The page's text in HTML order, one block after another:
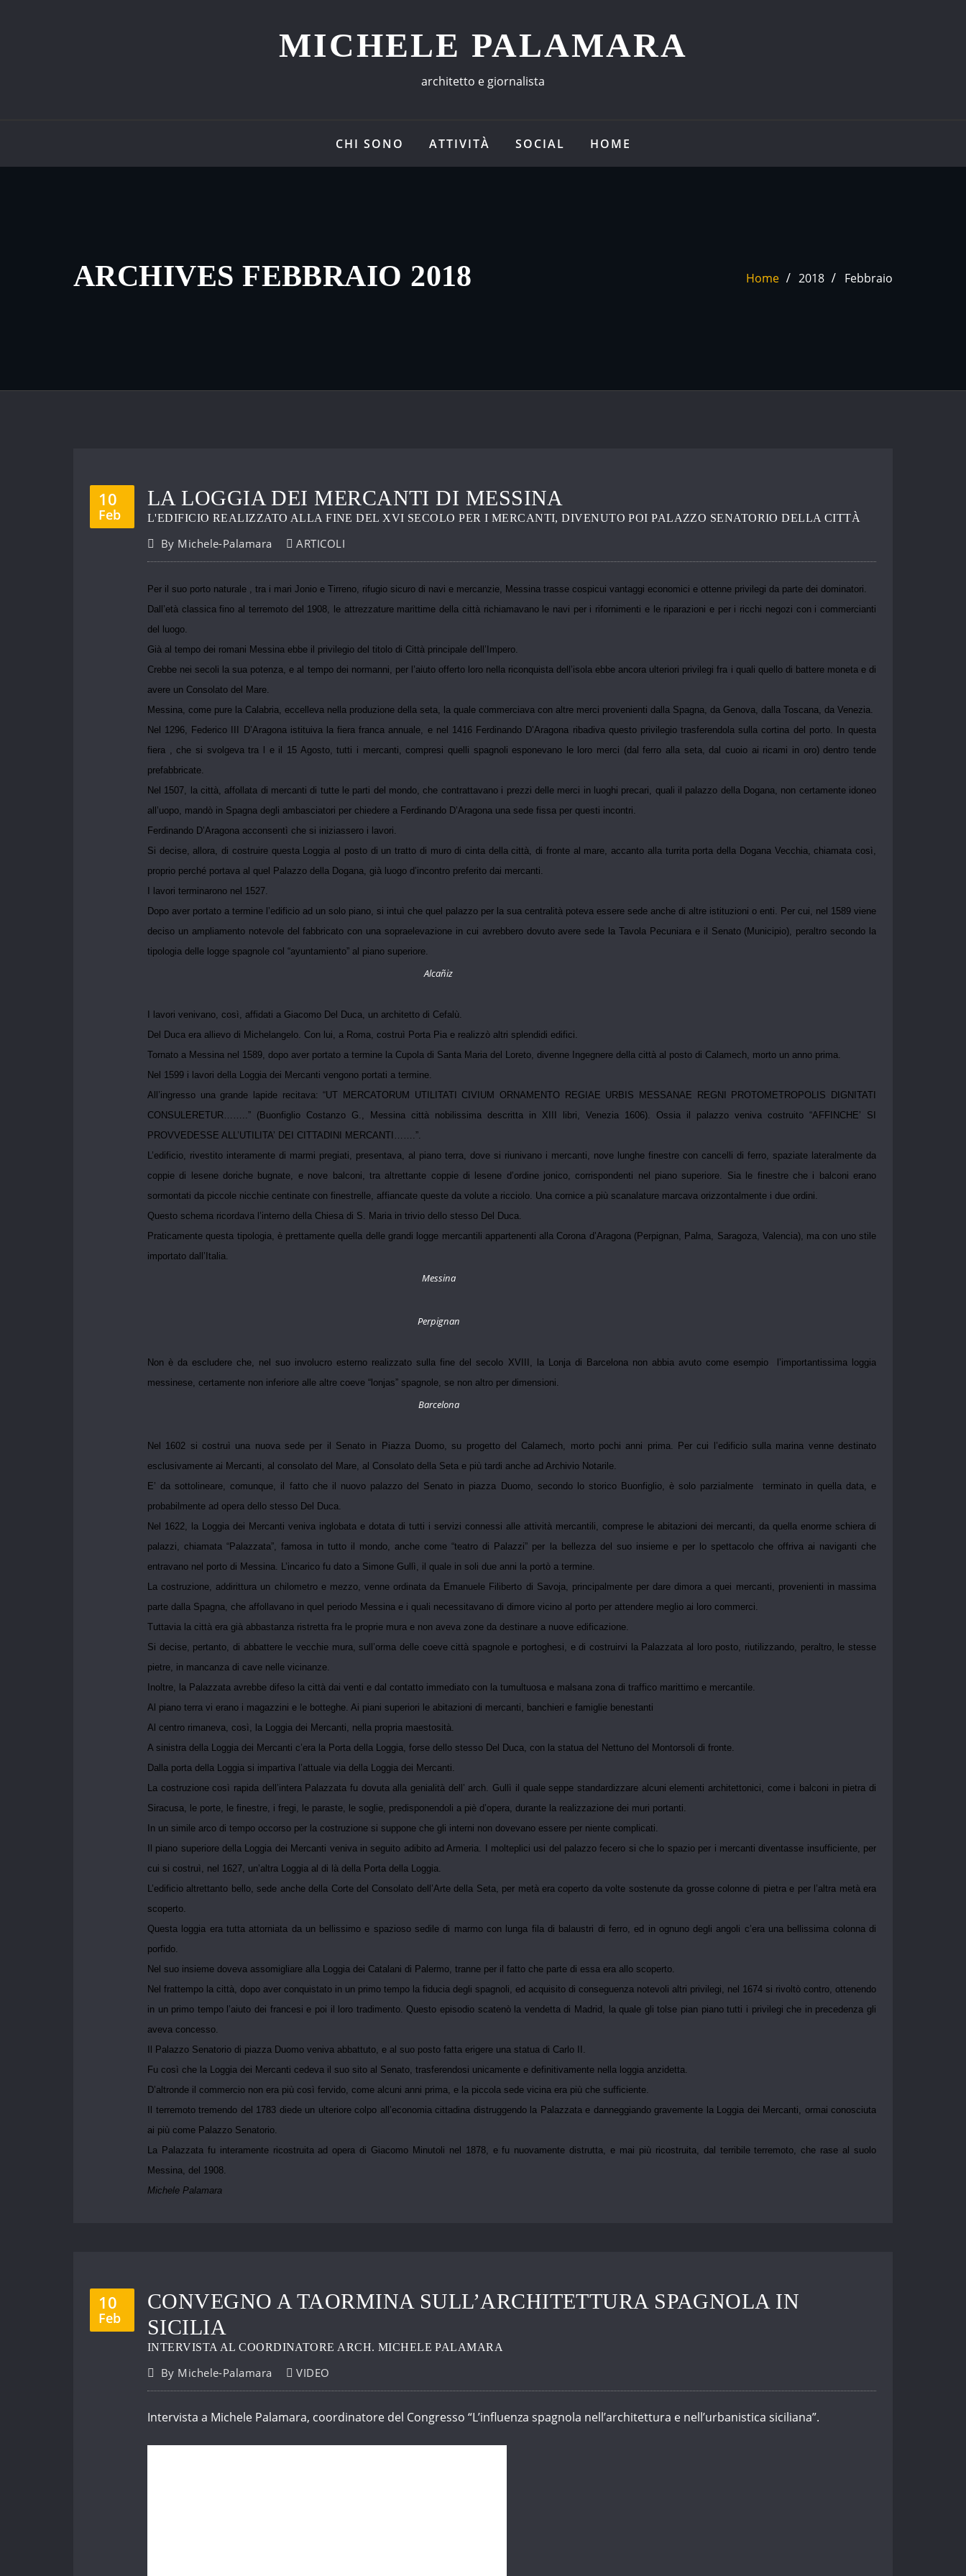
MICHELE PALAMARA
architetto e giornalista
CHI SONO ATTIVITÀ SOCIAL HOME
ARCHIVES FEBBRAIO 2018 Home 2018 Febbraio
10
Feb
LA LOGGIA DEI MERCANTI DI MESSINA
L'EDIFICIO REALIZZATO ALLA FINE DEL XVI SECOLO PER I MERCANTI, DIVENUTO POI PALAZZO SENATORIO DELLA CITTÀ
By Michele-Palamara ARTICOLI
Per il suo porto naturale , tra i mari Jonio e Tirreno, rifugio sicuro di navi e mercanzie, Messina trasse cospicui vantaggi economici e ottenne privilegi da parte dei dominatori.
Dall’età classica fino al terremoto del 1908, le attrezzature marittime della città richiamavano le navi per i rifornimenti e le riparazioni e per i ricchi negozi con i commercianti
del luogo.
Già al tempo dei romani Messina ebbe il privilegio del titolo di Città principale dell’Impero.
Crebbe nei secoli la sua potenza, e al tempo dei normanni, per l’aiuto offerto loro nella riconquista dell’isola ebbe ancora ulteriori privilegi fra i quali quello di battere moneta e di
avere un Consolato del Mare.
Messina, come pure la Calabria, eccelleva nella produzione della seta, la quale commerciava con altre merci provenienti dalla Spagna, da Genova, dalla Toscana, da Venezia.
Nel 1296, Federico III D’Aragona istituiva la fiera franca annuale, e nel 1416 Ferdinando D’Aragona ribadiva questo privilegio trasferendola sulla cortina del porto. In questa
fiera , che si svolgeva tra l e il 15 Agosto, tutti i mercanti, compresi quelli spagnoli esponevano le loro merci (dal ferro alla seta, dal cuoio ai ricami in oro) dentro tende
prefabbricate.
Nel 1507, la città, affollata di mercanti di tutte le parti del mondo, che contrattavano i prezzi delle merci in luoghi precari, quali il palazzo della Dogana, non certamente idoneo
all’uopo, mandò in Spagna degli ambasciatori per chiedere a Ferdinando D’Aragona una sede fissa per questi incontri.
Ferdinando D’Aragona acconsentì che si iniziassero i lavori.
Si decise, allora, di costruire questa Loggia al posto di un tratto di muro di cinta della città, di fronte al mare, accanto alla turrita porta della Dogana Vecchia, chiamata così,
proprio perché portava al quel Palazzo della Dogana, già luogo d’incontro preferito dai mercanti.
I lavori terminarono nel 1527.
Dopo aver portato a termine l’edificio ad un solo piano, si intuì che quel palazzo per la sua centralità poteva essere sede anche di altre istituzioni o enti. Per cui, nel 1589 viene
deciso un ampliamento notevole del fabbricato con una sopraelevazione in cui avrebbero dovuto avere sede la Tavola Pecuniara e il Senato (Municipio), peraltro secondo la
tipologia delle logge spagnole col “ayuntamiento” al piano superiore.
Alcañiz
I lavori venivano, così, affidati a Giacomo Del Duca, un architetto di Cefalù.
Del Duca era allievo di Michelangelo. Con lui, a Roma, costruì Porta Pia e realizzò altri splendidi edifici.
Tornato a Messina nel 1589, dopo aver portato a termine la Cupola di Santa Maria del Loreto, divenne Ingegnere della città al posto di Calamech, morto un anno prima.
Nel 1599 i lavori della Loggia dei Mercanti vengono portati a termine.
All’ingresso una grande lapide recitava: “UT MERCATORUM UTILITATI CIVIUM ORNAMENTO REGIAE URBIS MESSANAE REGNI PROTOMETROPOLIS DIGNITATI
CONSULERETUR……..” (Buonfiglio Costanzo G., Messina città nobilissima descritta in XIII libri, Venezia 1606). Ossia il palazzo veniva costruito “AFFINCHE’ SI
PROVVEDESSE ALL’UTILITA’ DEI CITTADINI MERCANTI…….”.
L’edificio, rivestito interamente di marmi pregiati, presentava, al piano terra, dove si riunivano i mercanti, nove lunghe finestre con cancelli di ferro, spaziate lateralmente da
coppie di lesene doriche bugnate, e nove balconi, tra altrettante coppie di lesene d’ordine jonico, corrispondenti nel piano superiore. Sia le finestre che i balconi erano
sormontati da piccole nicchie centinate con finestrelle, affiancate queste da volute a ricciolo. Una cornice a più scanalature marcava orizzontalmente i due ordini.
Questo schema ricordava l’interno della Chiesa di S. Maria in trivio dello stesso Del Duca.
Praticamente questa tipologia, è prettamente quella delle grandi logge mercantili appartenenti alla Corona d’Aragona (Perpignan, Palma, Saragoza, Valencia), ma con uno stile
importato dall’Italia.
Messina
Perpignan
Non è da escludere che, nel suo involucro esterno realizzato sulla fine del secolo XVIII, la Lonja di Barcelona non abbia avuto come esempio l’importantissima loggia
messinese, certamente non inferiore alle altre coeve “lonjas” spagnole, se non altro per dimensioni.
Barcelona
Nel 1602 si costruì una nuova sede per il Senato in Piazza Duomo, su progetto del Calamech, morto pochi anni prima. Per cui l’edificio sulla marina venne destinato
esclusivamente ai Mercanti, al consolato del Mare, al Consolato della Seta e più tardi anche ad Archivio Notarile.
E’ da sottolineare, comunque, il fatto che il nuovo palazzo del Senato in piazza Duomo, secondo lo storico Buonfiglio, è solo parzialmente terminato in quella data, e
probabilmente ad opera dello stesso Del Duca.
Nel 1622, la Loggia dei Mercanti veniva inglobata e dotata di tutti i servizi connessi alle attività mercantili, comprese le abitazioni dei mercanti, da quella enorme schiera di
palazzi, chiamata “Palazzata”, famosa in tutto il mondo, anche come “teatro di Palazzi” per la bellezza del suo insieme e per lo spettacolo che offriva ai naviganti che
entravano nel porto di Messina. L’incarico fu dato a Simone Gullì, il quale in soli due anni la portò a termine.
La costruzione, addirittura un chilometro e mezzo, venne ordinata da Emanuele Filiberto di Savoja, principalmente per dare dimora a quei mercanti, provenienti in massima
parte dalla Spagna, che affollavano in quel periodo Messina e i quali necessitavano di dimore vicino al porto per attendere meglio ai loro commerci.
Tuttavia la città era già abbastanza ristretta fra le proprie mura e non aveva zone da destinare a nuove edificazione.
Si decise, pertanto, di abbattere le vecchie mura, sull’orma delle coeve città spagnole e portoghesi, e di costruirvi la Palazzata al loro posto, riutilizzando, peraltro, le stesse
pietre, in mancanza di cave nelle vicinanze.
Inoltre, la Palazzata avrebbe difeso la città dai venti e dal contatto immediato con la tumultuosa e malsana zona di traffico marittimo e mercantile.
Al piano terra vi erano i magazzini e le botteghe. Ai piani superiori le abitazioni di mercanti, banchieri e famiglie benestanti
Al centro rimaneva, così, la Loggia dei Mercanti, nella propria maestosità.
A sinistra della Loggia dei Mercanti c’era la Porta della Loggia, forse dello stesso Del Duca, con la statua del Nettuno del Montorsoli di fronte.
Dalla porta della Loggia si impartiva l’attuale via della Loggia dei Mercanti.
La costruzione così rapida dell’intera Palazzata fu dovuta alla genialità dell’ arch. Gullì il quale seppe standardizzare alcuni elementi architettonici, come i balconi in pietra di
Siracusa, le porte, le finestre, i fregi, le paraste, le soglie, predisponendoli a piè d’opera, durante la realizzazione dei muri portanti.
In un simile arco di tempo occorso per la costruzione si suppone che gli interni non dovevano essere per niente complicati.
Il piano superiore della Loggia dei Mercanti veniva in seguito adibito ad Armeria. I molteplici usi del palazzo fecero si che lo spazio per i mercanti diventasse insufficiente, per
cui si costruì, nel 1627, un’altra Loggia al di là della Porta della Loggia.
L’edificio altrettanto bello, sede anche della Corte del Consolato dell’Arte della Seta, per metà era coperto da volte sostenute da grosse colonne di pietra e per l’altra metà era
scoperto.
Questa loggia era tutta attorniata da un bellissimo e spazioso sedile di marmo con lunga fila di balaustri di ferro, ed in ognuno degli angoli c’era una bellissima colonna di
porfido.
Nel suo insieme doveva assomigliare alla Loggia dei Catalani di Palermo, tranne per il fatto che parte di essa era allo scoperto.
Nel frattempo la città, dopo aver conquistato in un primo tempo la fiducia degli spagnoli, ed acquisito di conseguenza notevoli altri privilegi, nel 1674 si rivoltò contro, ottenendo
in un primo tempo l’aiuto dei francesi e poi il loro tradimento. Questo episodio scatenò la vendetta di Madrid, la quale gli tolse pian piano tutti i privilegi che in precedenza gli
aveva concesso.
Il Palazzo Senatorio di piazza Duomo veniva abbattuto, e al suo posto fatta erigere una statua di Carlo II.
Fu così che la Loggia dei Mercanti cedeva il suo sito al Senato, trasferendosi unicamente e definitivamente nella loggia anzidetta.
D’altronde il commercio non era più così fervido, come alcuni anni prima, e la piccola sede vicina era più che sufficiente.
Il terremoto tremendo del 1783 diede un ulteriore colpo all’economia cittadina distruggendo la Palazzata e danneggiando gravemente la Loggia dei Mercanti, ormai conosciuta
ai più come Palazzo Senatorio.
La Palazzata fu interamente ricostruita ad opera di Giacomo Minutoli nel 1878, e fu nuovamente distrutta, e mai più ricostruita, dal terribile terremoto, che rase al suolo
Messina, del 1908.
Michele Palamara
10
Feb
CONVEGNO A TAORMINA SULL’ARCHITETTURA SPAGNOLA IN
SICILIA
INTERVISTA AL COORDINATORE ARCH. MICHELE PALAMARA
By Michele-Palamara VIDEO
Intervista a Michele Palamara, coordinatore del Congresso “L’influenza spagnola nell’architettura e nell’urbanistica siciliana”.